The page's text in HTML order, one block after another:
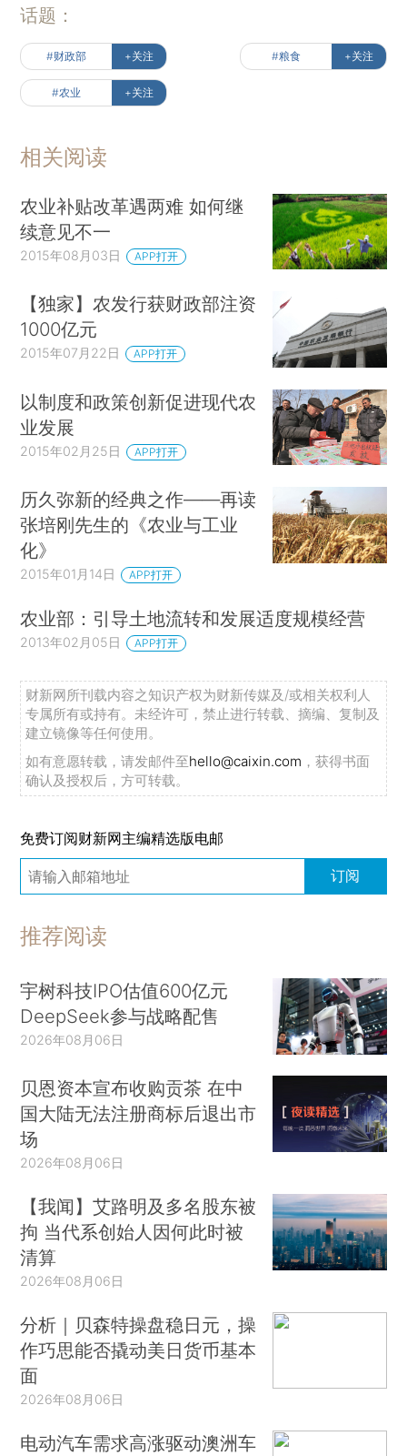
话题：
#财政部 +关注 #粮食 +关注
#农业 +关注
相关阅读
农业补贴改革遇两难 如何继
续意见不一
2015年08月03日 APP打开
【独家】农发行获财政部注资
1000亿元
2015年07月22日 APP打开
以制度和政策创新促进现代农
业发展
2015年02月25日 APP打开
历久弥新的经典之作——再读
张培刚先生的《农业与工业
化》
2015年01月14日 APP打开
农业部：引导土地流转和发展适度规模经营
2013年02月05日 APP打开
财新网所刊载内容之知识产权为财新传媒及/或相关权利人
专属所有或持有。未经许可，禁止进行转载、摘编、复制及
建立镜像等任何使用。
如有意愿转载，请发邮件至hello@caixin.com ，获得书面
确认及授权后，方可转载。
免费订阅财新网主编精选版电邮
订阅
推荐阅读
宇树科技IPO估值600亿元
DeepSeek参与战略配售
2026年08月06日
贝恩资本宣布收购贡茶 在中
国大陆无法注册商标后退出市
场
2026年08月06日
【我闻】艾路明及多名股东被
拘 当代系创始人因何此时被
清算
2026年08月06日
分析｜贝森特操盘稳日元，操
作巧思能否撬动美日货币基本
面
2026年08月06日
电动汽车需求高涨驱动澳洲车